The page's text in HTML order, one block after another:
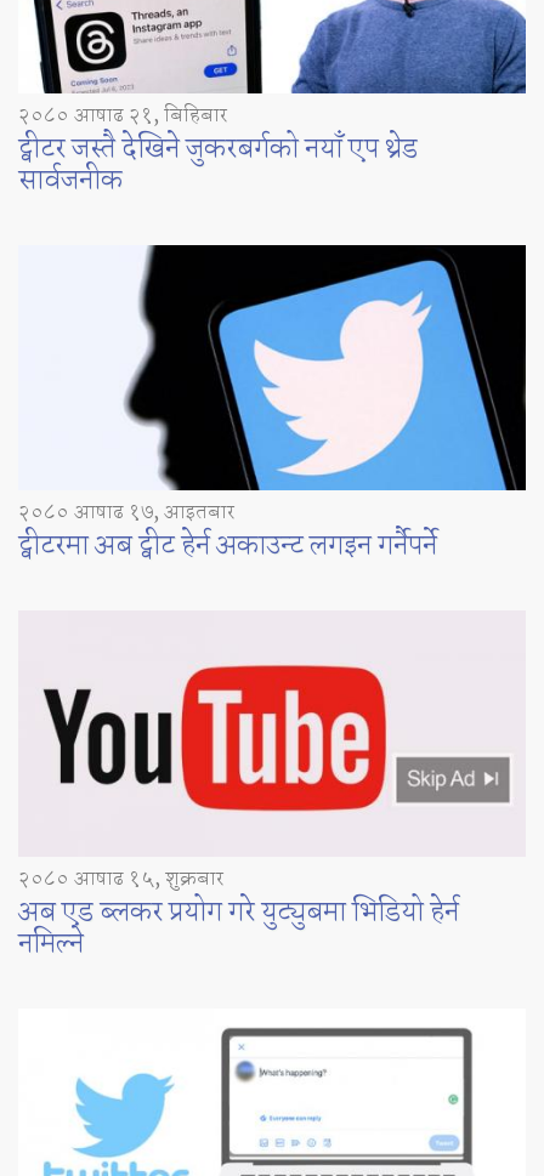
२०८० आषाढ २१, बिहिबार
ट्वीटर जस्तै देखिने जुकरबर्गको नयाँ एप थ्रेड
सार्वजनीक
२०८० आषाढ १७, आइतबार
ट्वीटरमा अब ट्वीट हेर्न अकाउन्ट लगइन गर्नैपर्ने
२०८० आषाढ १५, शुक्रबार
अब एड ब्लकर प्रयोग गरे युट्युबमा भिडियो हेर्न
नमिल्ने